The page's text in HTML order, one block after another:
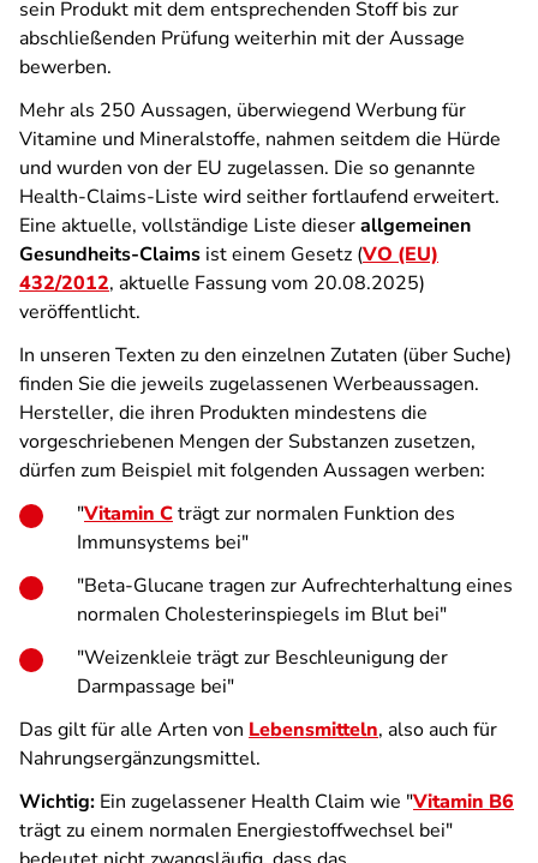
sein Produkt mit dem entsprechenden Stoff bis zur
abschließenden Prüfung weiterhin mit der Aussage
bewerben.
Mehr als 250 Aussagen, überwiegend Werbung für
Vitamine und Mineralstoffe, nahmen seitdem die Hürde
und wurden von der EU zugelassen. Die so genannte
Health-Claims-Liste wird seither fortlaufend erweitert.
Eine aktuelle, vollständige Liste dieserallgemeinen
Gesundheits-Claims ist einem Gesetz (VO (EU)
432/2012, aktuelle Fassung vom 20.08.2025)
veröffentlicht.
In unseren Texten zu den einzelnen Zutaten (über Suche)
finden Sie die jeweils zugelassenen Werbeaussagen.
Hersteller, die ihren Produkten mindestens die
vorgeschriebenen Mengen der Substanzen zusetzen,
dürfen zum Beispiel mit folgenden Aussagen werben:
"Vitamin Cträgt zur normalen Funktion des
Immunsystems bei"
"Beta-Glucane tragen zur Aufrechterhaltung eines
normalen Cholesterinspiegels im Blut bei"
"Weizenkleie trägt zur Beschleunigung der
Darmpassage bei"
Das gilt für alle Arten von Lebensmitteln, also auch für
Nahrungsergänzungsmittel.
Wichtig: Ein zugelassener Health Claim wie "Vitamin B6
trägt zu einem normalen Energiestoffwechsel bei"